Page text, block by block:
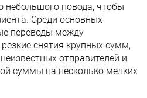
небольшого повода, чтобы
Среди основных
переводы между
снятия крупных сумм,
отправителей и
суммы на несколько мелких